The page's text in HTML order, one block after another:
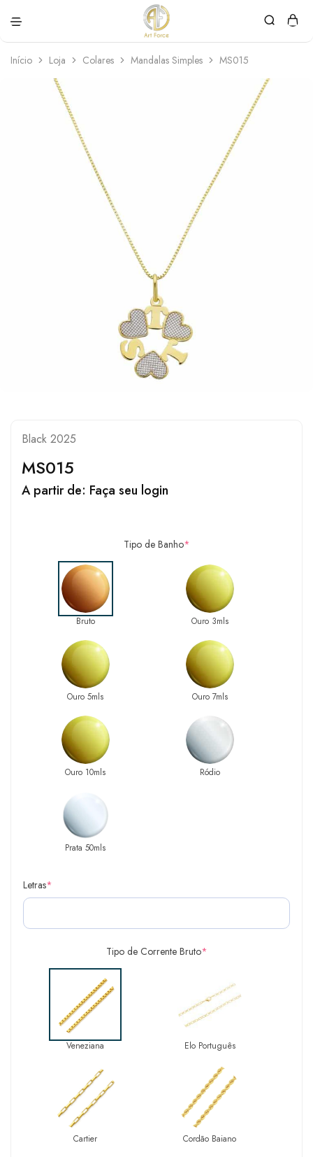
Force
personalizadas
Início Loja Colares Mandalas Simples MS015
Black 2025
MS015
A partir de: Faça seu login
Tipo de Banho*
Bruto Ouro 3mls
Ouro 5mls Ouro 7mls
Ouro 10mls Ródio
Prata 50mls
Letras*
Tipo de Corrente Bruto*
Veneziana Elo Português
Cartier Cordão Baiano